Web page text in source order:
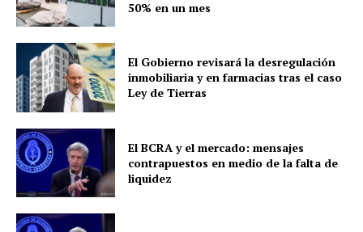
50% en un mes
El Gobierno revisará la desregulación
inmobiliaria y en farmacias tras el caso
Ley de Tierras
El BCRA y el mercado: mensajes
contrapuestos en medio de la falta de
liquidez